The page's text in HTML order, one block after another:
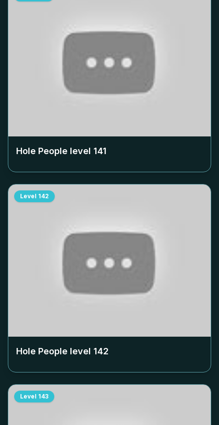
Hole People level 141
Level 142
Hole People level 142
Level 143